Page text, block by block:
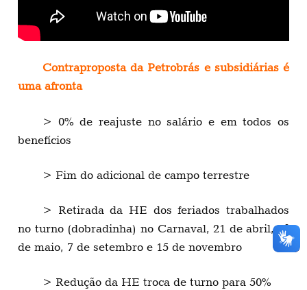
Contraproposta da Petrobrás e subsidiárias é
uma afronta
> 0% de reajuste no salário e em todos os
benefícios
> Fim do adicional de campo terrestre
> Retirada da HE dos feriados trabalhados
no turno (dobradinha) no Carnaval, 21 de abril, 1º
de maio, 7 de setembro e 15 de novembro
> Redução da HE troca de turno para 50%